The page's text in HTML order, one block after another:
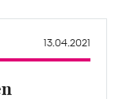
13.04.2021